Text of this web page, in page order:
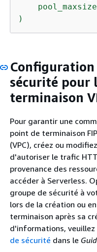
)
Configuration
sécurité pour
terminaison
Pour garantir une
point de terminaison
(VPC), créez ou
d'autoriser le trafic
provenance des
accéder à Serverless.
groupe de sécurité à
lors de la création ou
terminaison après sa
d'informations,
de sécurité dans le